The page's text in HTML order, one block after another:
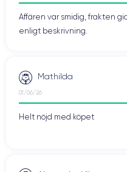
Affären var smidig, frakten
enligt beskrivning.
Mathilda
01/06/26
Helt nöjd med köpet